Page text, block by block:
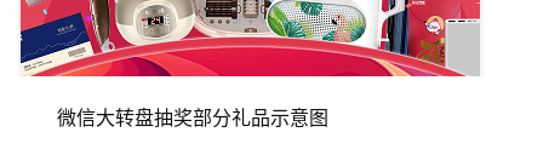
新
闻
资
微信大转盘抽奖部分礼品示意图